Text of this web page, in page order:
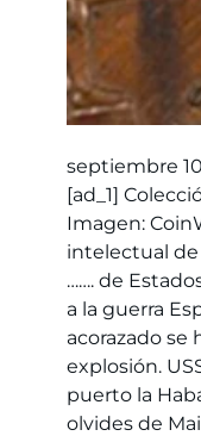
septiembre
[ad_1]
Imagen:
intelectual de
……. de
a la guerra
acorazado se
explosión.
puerto la
olvides de